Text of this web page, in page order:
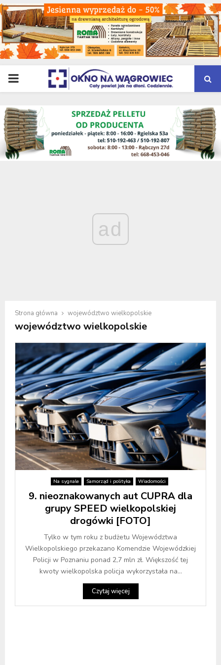
PRIMARY
MENU
ad
Strona główna województwo wielkopolskie
województwo wielkopolskie
Na sygnale Samorząd i polityka Wiadomości
9. nieoznakowanych aut CUPRA dla
grupy SPEED wielkopolskiej
drogówki [FOTO]
Tylko w tym roku z budżetu Województwa
Wielkopolskiego przekazano Komendzie Wojewódzkiej
Policji w Poznaniu ponad 2,7 mln zł. Większość tej
kwoty wielkopolska policja wykorzystała na...
Czytaj więcej